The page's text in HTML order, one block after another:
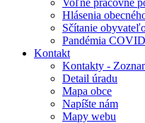
Voľné pracovné
Hlásenia
Sčítanie
Pandémia
Kontakt
Kontakty -
Detail úradu
Mapa obce
Napíšte nám
Mapy webu